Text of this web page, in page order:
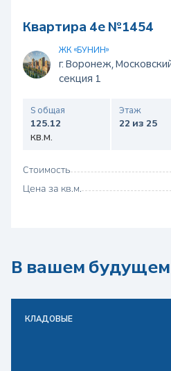
Квартира 4е №1454
ЖК «БУНИН»
г. Воронеж,
секция 1
S общая
125.12
кв.м.
Этаж
22 из 25
Стоимость
Цена за кв.м.
В вашем
КЛАДОВЫЕ